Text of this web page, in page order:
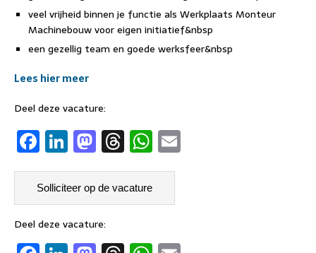
veel vrijheid binnen je functie als Werkplaats Monteur
Machinebouw voor eigen initiatief&nbsp
een gezellig team en goede werksfeer&nbsp
Lees hier meer
Deel deze vacature:
F
a
c
e
b
Li
n
k
e
dI
M
a
st
o
d
T
h
re
a
W
h
s
Deel deze vacature: